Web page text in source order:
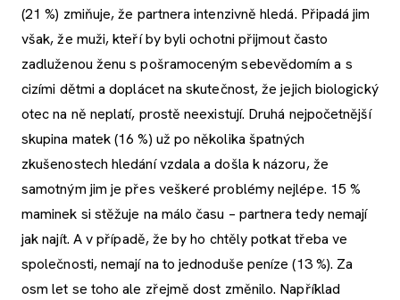
(21 %) zmiňuje, že partnera intenzivně hledá. Připadá jim
však, že muži, kteří by byli ochotni přijmout často
zadluženou ženu s pošramoceným sebevědomím a s
cizími dětmi a doplácet na skutečnost, že jejich biologický
otec na ně neplatí, prostě neexistují. Druhá nejpočetnější
skupina matek (16 %) už po několika špatných
zkušenostech hledání vzdala a došla k názoru, že
samotným jim je přes veškeré problémy nejlépe. 15 %
maminek si stěžuje na málo času – partnera tedy nemají
jak najít. A v případě, že by ho chtěly potkat třeba ve
společnosti, nemají na to jednoduše peníze (13 %). Za
osm let se toho ale zřejmě dost změnilo. Například